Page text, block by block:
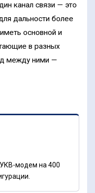
канал связи — это
дальности более
основной и
в разных
между ними —
модем на 400